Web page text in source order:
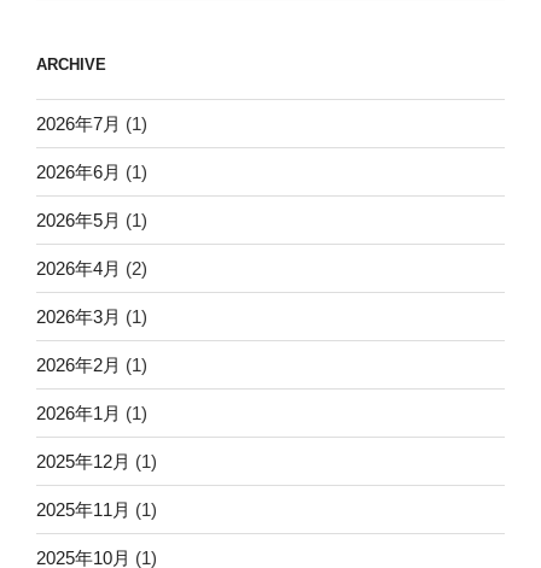
ARCHIVE
2026年7月 (1)
2026年6月 (1)
2026年5月 (1)
2026年4月 (2)
2026年3月 (1)
2026年2月 (1)
2026年1月 (1)
2025年12月 (1)
2025年11月 (1)
2025年10月 (1)